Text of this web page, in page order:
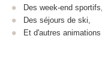
Des week-end sportifs,
Des séjours de ski,
Et d'autres animations